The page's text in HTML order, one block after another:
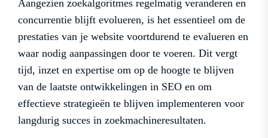
Aangezien zoekalgoritmes regelmatig veranderen en
concurrentie blijft evolueren, is het essentieel om de
prestaties van je website voortdurend te evalueren en
waar nodig aanpassingen door te voeren. Dit vergt
tijd, inzet en expertise om op de hoogte te blijven
van de laatste ontwikkelingen in SEO en om
effectieve strategieën te blijven implementeren voor
langdurig succes in zoekmachineresultaten.